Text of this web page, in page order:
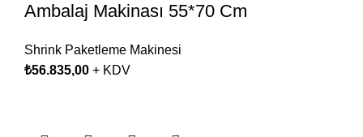
Ambalaj Makinası 55*70 Cm
Shrink Paketleme Makinesi
₺56.835,00 + KDV